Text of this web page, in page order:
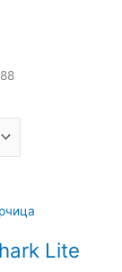
Lite